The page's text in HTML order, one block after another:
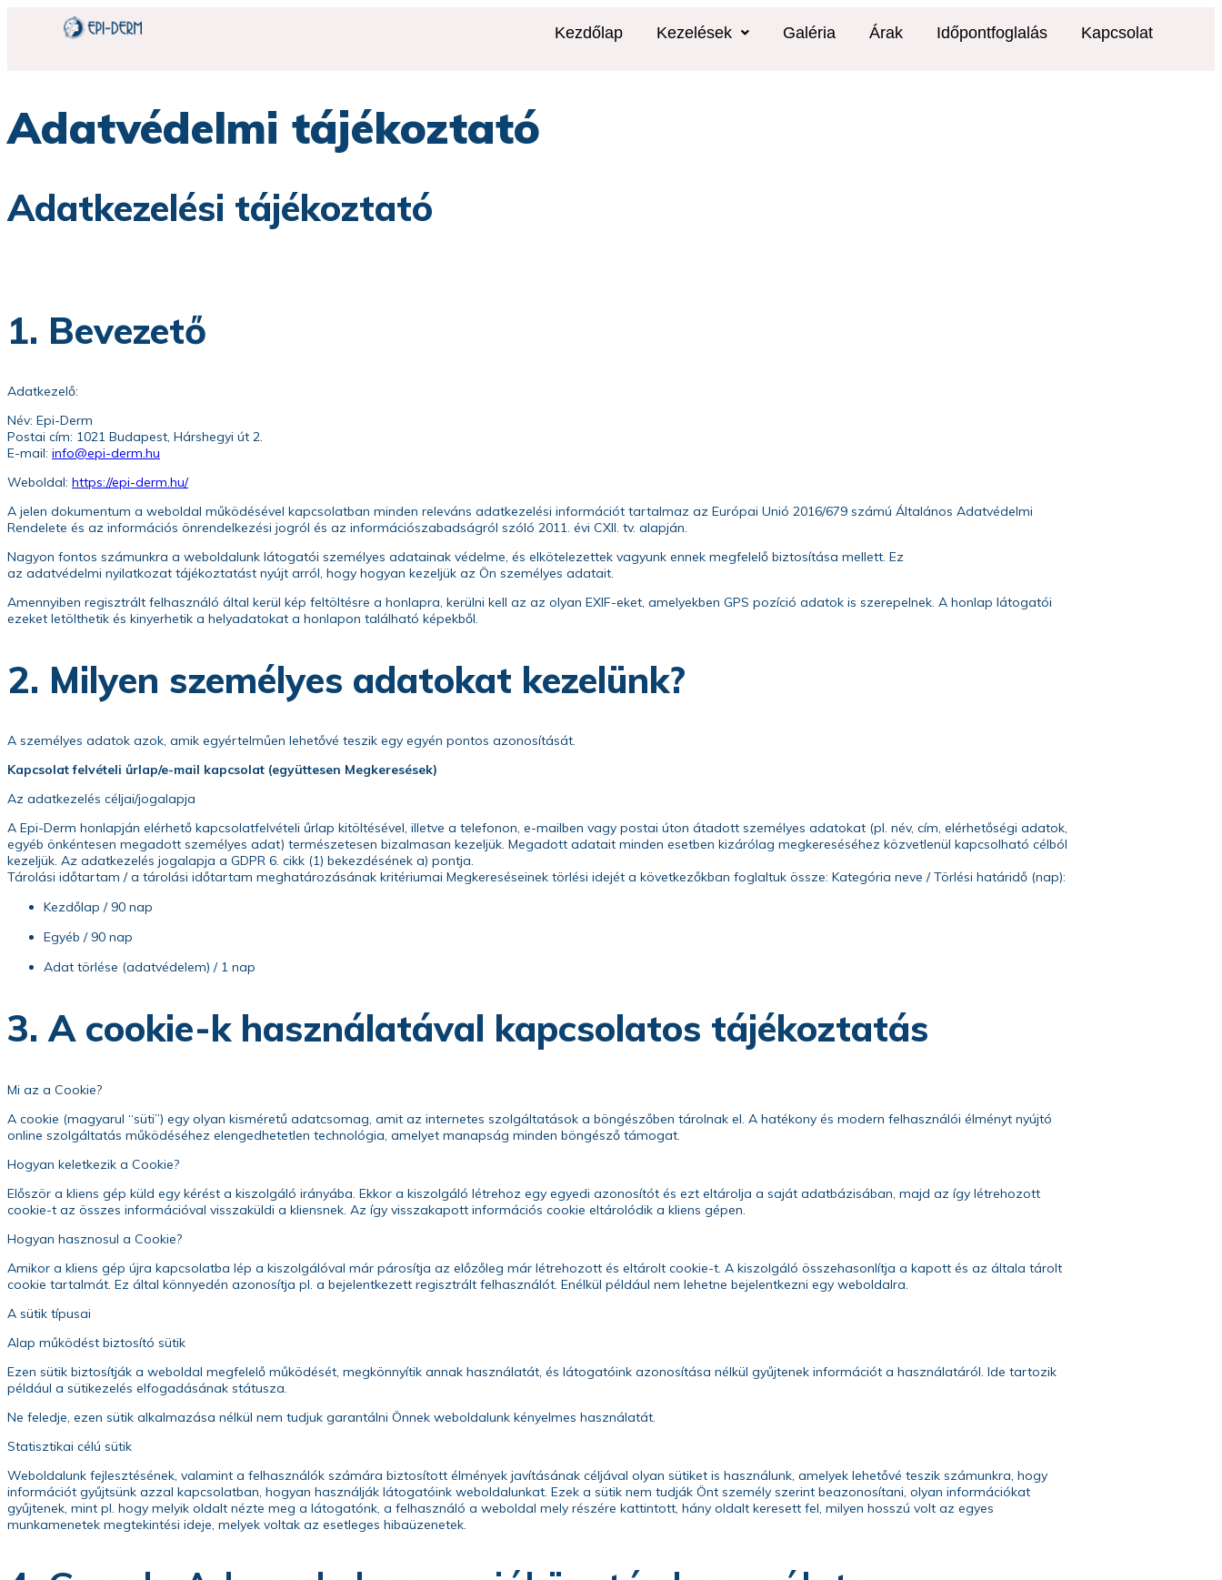
Kezdőlap Kezelések Galéria Árak Időpontfoglalás Kapcsolat
Adatvédelmi tájékoztató
Adatkezelési tájékoztató
1. Bevezető
Adatkezelő:
Név: Epi-Derm
Postai cím: 1021 Budapest, Hárshegyi út 2.
E-mail: info@epi-derm.hu
Weboldal: https://epi-derm.hu/
A jelen dokumentum a weboldal működésével kapcsolatban minden releváns adatkezelési információt tartalmaz az Európai Unió 2016/679 számú Általános Adatvédelmi
Rendelete és az információs önrendelkezési jogról és az információszabadságról szóló 2011. évi CXII. tv. alapján.
Nagyon fontos számunkra a weboldalunk látogatói személyes adatainak védelme, és elkötelezettek vagyunk ennek megfelelő biztosítása mellett. Ez
az adatvédelmi nyilatkozat tájékoztatást nyújt arról, hogy hogyan kezeljük az Ön személyes adatait.
Amennyiben regisztrált felhasználó által kerül kép feltöltésre a honlapra, kerülni kell az az olyan EXIF-eket, amelyekben GPS pozíció adatok is szerepelnek. A honlap látogatói
ezeket letölthetik és kinyerhetik a helyadatokat a honlapon található képekből.
2. Milyen személyes adatokat kezelünk?
A személyes adatok azok, amik egyértelműen lehetővé teszik egy egyén pontos azonosítását.
Kapcsolat felvételi űrlap/e-mail kapcsolat (együttesen Megkeresések)
Az adatkezelés céljai/jogalapja
A Epi-Derm honlapján elérhető kapcsolatfelvételi űrlap kitöltésével, illetve a telefonon, e-mailben vagy postai úton átadott személyes adatokat (pl. név, cím, elérhetőségi adatok,
egyéb önkéntesen megadott személyes adat) természetesen bizalmasan kezeljük. Megadott adatait minden esetben kizárólag megkereséséhez közvetlenül kapcsolható célból
kezeljük. Az adatkezelés jogalapja a GDPR 6. cikk (1) bekezdésének a) pontja.
Tárolási időtartam / a tárolási időtartam meghatározásának kritériumai Megkereséseinek törlési idejét a következőkban foglaltuk össze: Kategória neve / Törlési határidő (nap):
Kezdőlap / 90 nap
Egyéb / 90 nap
Adat törlése (adatvédelem) / 1 nap
3. A cookie-k használatával kapcsolatos tájékoztatás
Mi az a Cookie?
A cookie (magyarul “süti”) egy olyan kisméretű adatcsomag, amit az internetes szolgáltatások a böngészőben tárolnak el. A hatékony és modern felhasználói élményt nyújtó
online szolgáltatás működéséhez elengedhetetlen technológia, amelyet manapság minden böngésző támogat.
Hogyan keletkezik a Cookie?
Először a kliens gép küld egy kérést a kiszolgáló irányába. Ekkor a kiszolgáló létrehoz egy egyedi azonosítót és ezt eltárolja a saját adatbázisában, majd az így létrehozott
cookie-t az összes információval visszaküldi a kliensnek. Az így visszakapott információs cookie eltárolódik a kliens gépen.
Hogyan hasznosul a Cookie?
Amikor a kliens gép újra kapcsolatba lép a kiszolgálóval már párosítja az előzőleg már létrehozott és eltárolt cookie-t. A kiszolgáló összehasonlítja a kapott és az általa tárolt
cookie tartalmát. Ez által könnyedén azonosítja pl. a bejelentkezett regisztrált felhasználót. Enélkül például nem lehetne bejelentkezni egy weboldalra.
A sütik típusai
Alap működést biztosító sütik
Ezen sütik biztosítják a weboldal megfelelő működését, megkönnyítik annak használatát, és látogatóink azonosítása nélkül gyűjtenek információt a használatáról. Ide tartozik
például a sütikezelés elfogadásának státusza.
Ne feledje, ezen sütik alkalmazása nélkül nem tudjuk garantálni Önnek weboldalunk kényelmes használatát.
Statisztikai célú sütik
Weboldalunk fejlesztésének, valamint a felhasználók számára biztosított élmények javításának céljával olyan sütiket is használunk, amelyek lehetővé teszik számunkra, hogy
információt gyűjtsünk azzal kapcsolatban, hogyan használják látogatóink weboldalunkat. Ezek a sütik nem tudják Önt személy szerint beazonosítani, olyan információkat
gyűjtenek, mint pl. hogy melyik oldalt nézte meg a látogatónk, a felhasználó a weboldal mely részére kattintott, hány oldalt keresett fel, milyen hosszú volt az egyes
munkamenetek megtekintési ideje, melyek voltak az esetleges hibaüzenetek.